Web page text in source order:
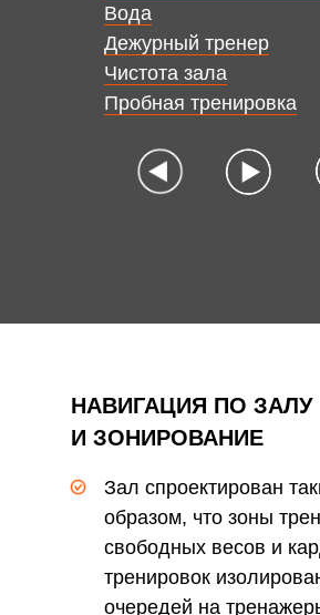
Вода
Дежурный тренер
Чистота зала
Пробная тренировка
НАВИГАЦИЯ ПО ЗАЛУ
И ЗОНИРОВАНИЕ
Зал спроектирован
образом, что зоны
свободных весов и
тренировок
очередей на